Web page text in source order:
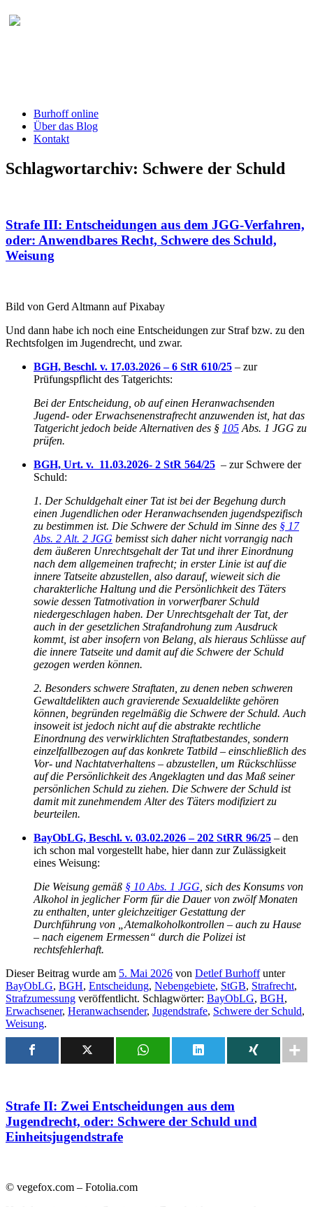
Burhoff online
Über das Blog
Kontakt
Schlagwortarchiv: Schwere der Schuld
Strafe III: Entscheidungen aus dem JGG-Verfahren,
oder: Anwendbares Recht, Schwere des Schuld,
Weisung
Bild von Gerd Altmann auf Pixabay
Und dann habe ich noch eine Entscheidungen zur Straf bzw. zu den
Rechtsfolgen im Jugendrecht, und zwar.
BGH, Beschl. v. 17.03.2026 – 6 StR 610/25 – zur
Prüfungspflicht des Tatgerichts:
Bei der Entscheidung, ob auf einen Heranwachsenden
Jugend- oder Erwachsenenstrafrecht anzuwenden ist, hat das
Tatgericht jedoch beide Alternativen des § 105 Abs. 1 JGG zu
prüfen.
BGH, Urt. v. 11.03.2026- 2 StR 564/25 – zur Schwere der
Schuld:
1. Der Schuldgehalt einer Tat ist bei der Begehung durch
einen Jugendlichen oder Heranwachsenden jugendspezifisch
zu bestimmen ist. Die Schwere der Schuld im Sinne des § 17
Abs. 2 Alt. 2 JGG bemisst sich daher nicht vorrangig nach
dem äußeren Unrechtsgehalt der Tat und ihrer Einordnung
nach dem allgemeinen trafrecht; in erster Linie ist auf die
innere Tatseite abzustellen, also darauf, wieweit sich die
charakterliche Haltung und die Persönlichkeit des Täters
sowie dessen Tatmotivation in vorwerfbarer Schuld
niedergeschlagen haben. Der Unrechtsgehalt der Tat, der
auch in der gesetzlichen Strafandrohung zum Ausdruck
kommt, ist aber insofern von Belang, als hieraus Schlüsse auf
die innere Tatseite und damit auf die Schwere der Schuld
gezogen werden können.
2. Besonders schwere Straftaten, zu denen neben schweren
Gewaltdelikten auch gravierende Sexualdelikte gehören
können, begründen regelmäßig die Schwere der Schuld. Auch
insoweit ist jedoch nicht auf die abstrakte rechtliche
Einordnung des verwirklichten Straftatbestandes, sondern
einzelfallbezogen auf das konkrete Tatbild – einschließlich des
Vor- und Nachtatverhaltens – abzustellen, um Rückschlüsse
auf die Persönlichkeit des Angeklagten und das Maß seiner
persönlichen Schuld zu ziehen. Die Schwere der Schuld ist
damit mit zunehmendem Alter des Täters modifiziert zu
beurteilen.
BayObLG, Beschl. v. 03.02.2026 – 202 StRR 96/25 – den
ich schon mal vorgestellt habe, hier dann zur Zulässigkeit
eines Weisung:
Die Weisung gemäß § 10 Abs. 1 JGG , sich des Konsums von
Alkohol in jeglicher Form für die Dauer von zwölf Monaten
zu enthalten, unter gleichzeitiger Gestattung der
Durchführung von „Atemalkoholkontrollen – auch zu Hause
– nach eigenem Ermessen“ durch die Polizei ist
rechtsfehlerhaft.
Dieser Beitrag wurde am 5. Mai 2026 von Detlef Burhoffunter
BayObLG, BGH, Entscheidung, Nebengebiete, StGB, Strafrecht,
Strafzumessung veröffentlicht. Schlagwörter: BayObLG, BGH,
Erwachsener, Heranwachsender, Jugendstrafe, Schwere der Schuld,
Weisung.
Strafe II: Zwei Entscheidungen aus dem
Jugendrecht, oder: Schwere der Schuld und
Einheitsjugendstrafe
© vegefox.com – Fotolia.com